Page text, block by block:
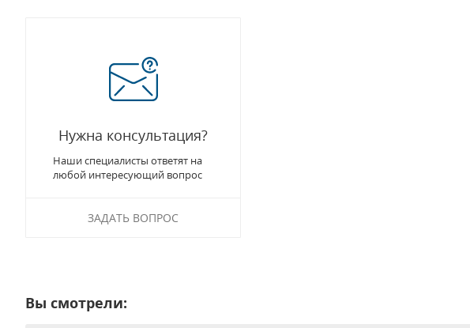
Нужна консультация?
Наши специалисты ответят на
любой интересующий вопрос
ЗАДАТЬ ВОПРОС
Вы смотрели: